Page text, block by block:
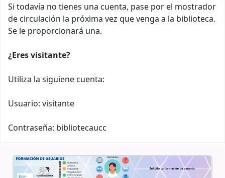
Si todavía no tienes una cuenta, pase por el mostrador
de circulación la próxima vez que venga a la biblioteca.
Se le proporcionará una.
¿Eres visitante?
Utiliza la siguiene cuenta:
Usuario: visitante
Contraseña: bibliotecaucc